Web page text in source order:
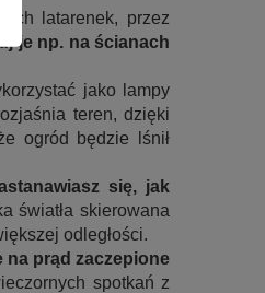
latarenek, przez
je np. na ścianach
jako lampy
teren, dzięki
ogród będzie lśnił
się, jak
światła skierowana
odległości.
na prąd zaczepione
spotkań z